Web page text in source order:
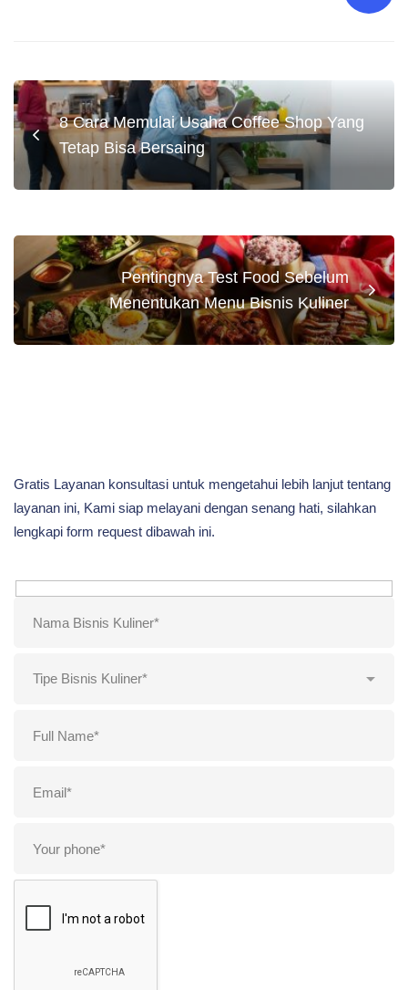
8 Cara Memulai Usaha Coffee Shop Yang
Tetap Bisa Bersaing
Pentingnya Test Food Sebelum
Menentukan Menu Bisnis Kuliner
Gratis Layanan konsultasi untuk mengetahui lebih lanjut tentang
layanan ini, Kami siap melayani dengan senang hati, silahkan
lengkapi form request dibawah ini.